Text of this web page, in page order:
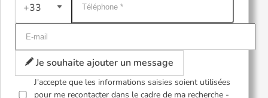
+33
Je souhaite ajouter un message
J'accepte que les informations saisies soient utilisées
pour me recontacter dans le cadre de ma recherche -